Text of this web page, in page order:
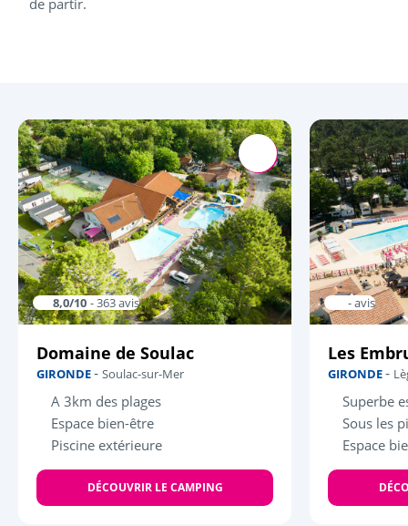
8,0/10 - 363 avis
Domaine de Soulac
GIRONDE- Soulac-sur-Mer
A 3km des plages
Espace bien-être
Piscine extérieure
DÉCOUVRIR LE CAMPING
- avis
Les
GIRONDE-
Superbe
Sous les
Espace